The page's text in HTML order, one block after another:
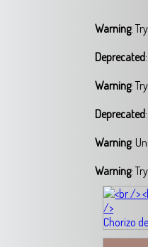
Warning:
Deprecated
Warning:
Deprecated
Warning:
Warning:
Chorizo